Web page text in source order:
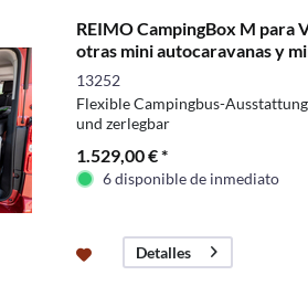
REIMO CampingBox M para
otras mini autocaravanas y
13252
Flexible Campingbus-
und zerlegbar
1.529,00 € *
6 disponible de inmediato
Detalles